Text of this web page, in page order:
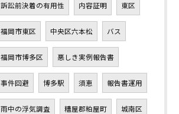
訴訟前決着の有用性 内容証明 東区
福岡市東区 中央区六本松 バス
福岡市博多区 悪しき実例報告書
事件回避 博多駅 須恵 報告書運用
雨中の浮気調査 糟屋郡粕屋町 城南区